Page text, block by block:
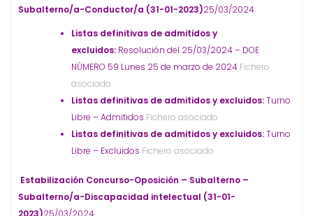
Subalterno/a-Conductor/a (31-01-2023)25/03/2024
Listas definitivas de admitidos y
excluidos: Resolución del 25/03/2024 – DOE
NÚMERO 59 Lunes 25 de marzo de 2024 Fichero
asociado
Listas definitivas de admitidos y excluidos:Turno
Libre – Admitidos Fichero asociado
Listas definitivas de admitidos y excluidos:Turno
Libre – Excluidos Fichero asociado
Estabilización Concurso-Oposición – Subalterno –
Subalterno/a-Discapacidad intelectual (31-01-
2023)25/03/2024